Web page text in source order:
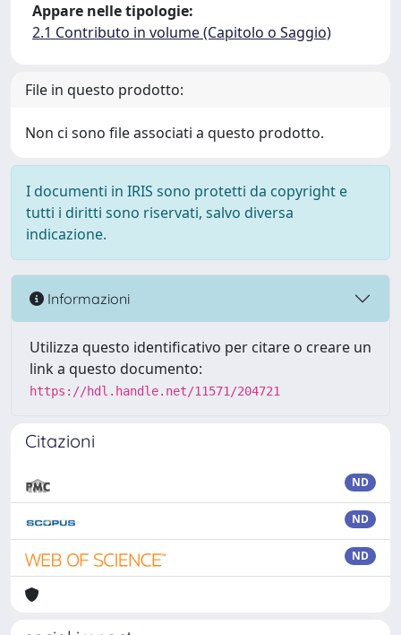
Appare nelle tipologie:
2.1 Contributo in volume (Capitolo o Saggio)
File in questo prodotto:
Non ci sono file associati a questo prodotto.
I documenti in IRIS sono protetti da copyright e
tutti i diritti sono riservati, salvo diversa
indicazione.
Informazioni
Utilizza questo identificativo per citare o creare un
link a questo documento:
https://hdl.handle.net/11571/204721
Citazioni
ND
ND
ND